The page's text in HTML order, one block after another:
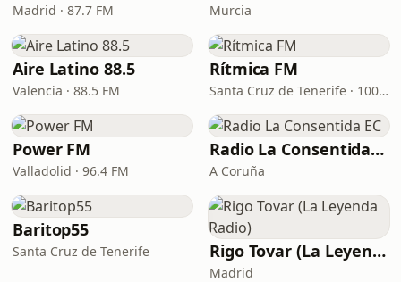
Madrid · 87.7 FM Murcia
Aire Latino 88.5
Valencia · 88.5 FM
Rítmica FM
Santa Cruz de Tenerife · 100.6 FM
Power FM
Valladolid · 96.4 FM
Radio La Consentida EC
A Coruña
Baritop55
Santa Cruz de Tenerife Rigo Tovar (La Leyenda Radio)
Madrid